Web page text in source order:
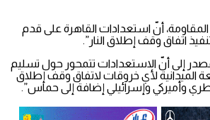
أنّ استعدادات القاهرة على قدم
اتفاق وقف إطلاق النار”.
إلى أنّ الاستعدادات تتمحور حول تسليم
الميدانية لأي خروقات لاتفاق وقف إطلاق
وأميركي وإسرائيلي إضافة إلى حماس”.